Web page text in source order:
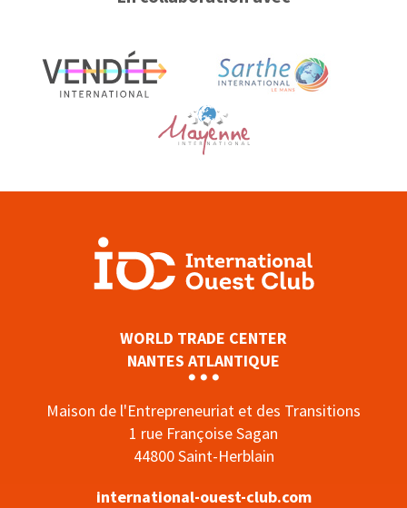
WORLD TRADE CENTER
NANTES ATLANTIQUE
Maison de l'Entrepreneuriat et des Transitions
1 rue Françoise Sagan
44800 Saint-Herblain
international-ouest-club.com